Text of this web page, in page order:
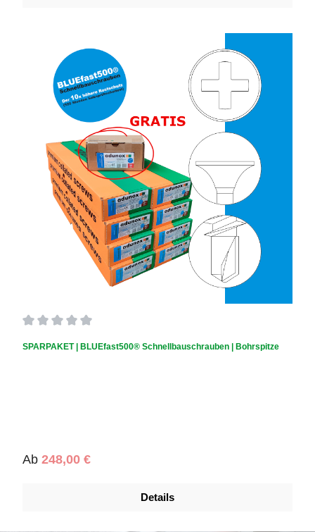
SPARPAKET | BLUEfast500® Schnellbauschrauben | Bohrspitze
Regulärer Preis:
Ab 248,00 €
Details